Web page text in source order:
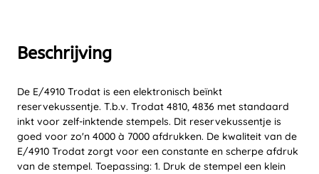
Beschrijving
De E/4910 Trodat is een elektronisch beïnkt
reservekussentje. T.b.v. Trodat 4810, 4836 met standaard
inkt voor zelf-inktende stempels. Dit reservekussentje is
goed voor zo'n 4000 à 7000 afdrukken. De kwaliteit van de
E/4910 Trodat zorgt voor een constante en scherpe afdruk
van de stempel. Toepassing: 1. Druk de stempel een klein